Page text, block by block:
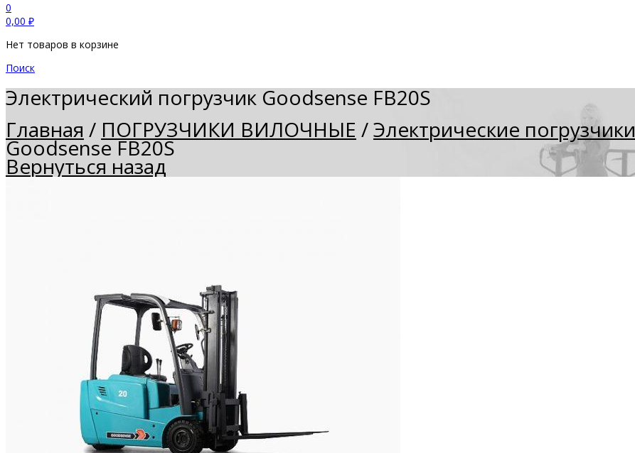
0
0,00 ₽
Нет товаров в корзине
Поиск
Электрический погрузчик Goodsense FB20S
Главная / ПОГРУЗЧИКИ ВИЛОЧНЫЕ /Электрические погрузчики
Goodsense FB20S
Вернуться назад